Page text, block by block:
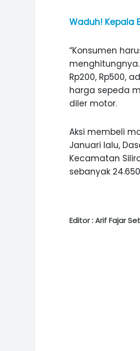
Waduh! Kepala
“Konsumen
Rp200, Rp500,
harga sepeda
diler motor.
Aksi membeli
Januari lalu,
Kecamatan
sebanyak
Editor : Arif Fajar